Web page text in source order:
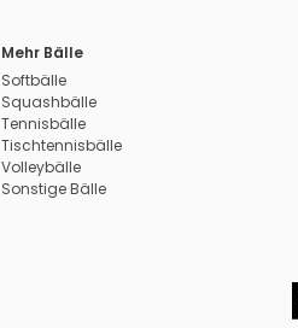
Mehr Bälle
Softbälle
Squashbälle
Tennisbälle
Tischtennisbälle
Volleybälle
Sonstige Bälle